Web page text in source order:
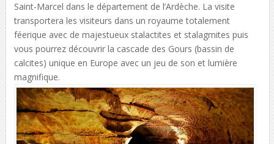
Saint-Marcel dans le département de l’Ardèche. La visite
transportera les visiteurs dans un royaume totalement
féerique avec de majestueux stalactites et stalagmites puis
vous pourrez découvrir la cascade des Gours (bassin de
calcites) unique en Europe avec un jeu de son et lumière
magnifique.